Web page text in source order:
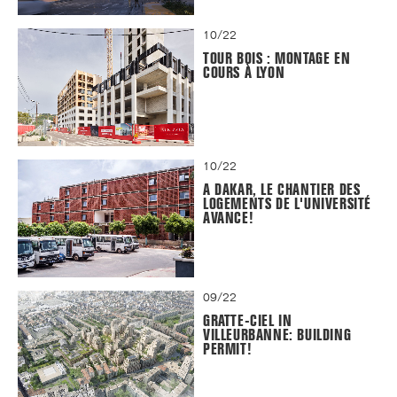
10/22
TOUR BOIS : MONTAGE EN
COURS À LYON
10/22
A DAKAR, LE CHANTIER DES
LOGEMENTS DE L'UNIVERSITÉ
AVANCE!
09/22
GRATTE-CIEL IN
VILLEURBANNE: BUILDING
PERMIT!